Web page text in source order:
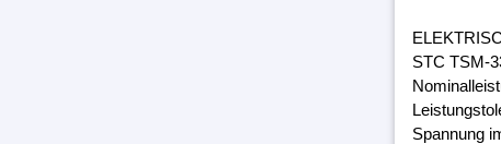
STC TSM-
Spannung